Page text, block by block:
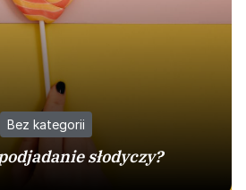
Bez kategorii
słodyczy?